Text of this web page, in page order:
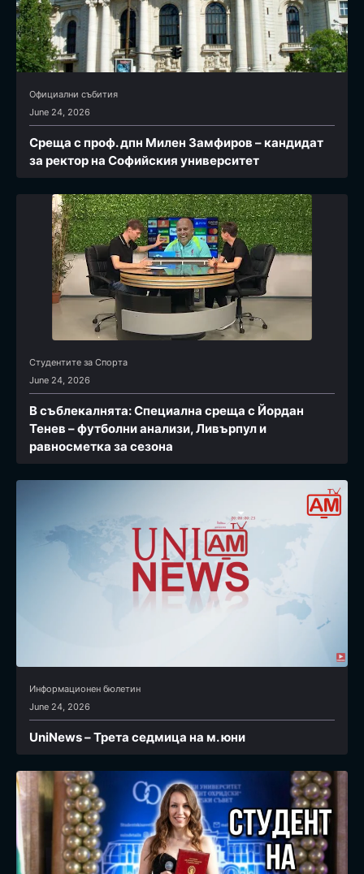
Официални събития
June 24, 2026
Среща с проф. дпн Милен Замфиров – кандидат
за ректор на Софийския университет
Студентите за Спортa
June 24, 2026
В съблекалнята: Специална среща с Йордан
Тенев – футболни анализи, Ливърпул и
равносметка за сезона
Информационен бюлетин
June 24, 2026
UniNews – Трета седмица на м. юни